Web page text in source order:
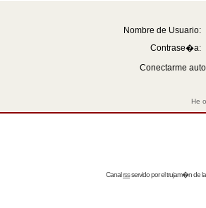
Nombre de Usuario:
Contrase�a:
Conectarme
He
Canalrssservido por eltrujam�nde